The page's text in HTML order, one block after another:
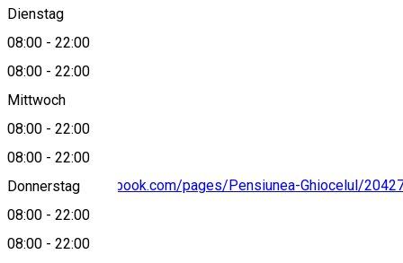
Dienstag
08:00 - 22:00
08:00 - 22:00
Mittwoch
08:00 - 22:00
08:00 - 22:00
Donnerstag
08:00 - 22:00
08:00 - 22:00
https://www.facebook.com/pages/Pensiunea-Ghiocelul/